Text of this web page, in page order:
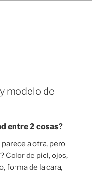
modelo de
entre 2 cosas?
a otra, pero
Color de piel, ojos,
forma de la cara,